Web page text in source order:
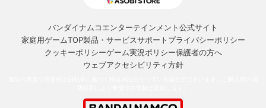
バンダイナムコエンターテインメント公式サイト
家庭用ゲームTOP製品・サービスサポート プライバシーポリシー
クッキーポリシーゲーム実況ポリシー保護者の方へ
ウェブアクセシビリティ方針